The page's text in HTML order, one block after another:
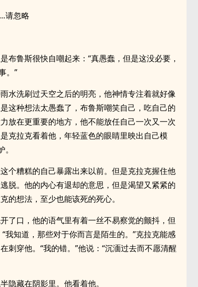
请忽略
布鲁斯很快自嘲起来：“真愚蠢，但是这没必要，
。”
水洗刷过天空之后的明亮，他神情专注着就好像
这种想法太愚蠢了，布鲁斯嘲笑自己，吃自己的
放在更重要的地方，他不能放任自己一次又一次
克拉克看着他，年轻蓝色的眼睛里映出自己模
个糟糕的自己暴露出来以前。但是克拉克握住他
脱。他的内心有退却的意思，但是渴望又紧紧的
的想法，至少也能该死的死心。
了口，他的语气里有着一丝不易察觉的颤抖，但
我知道，那些对于你而言是陌生的。”克拉克能感
刺穿他。“我的错。”他说：“沉湎过去而不愿清醒
隐藏在阴影里。他看着他。